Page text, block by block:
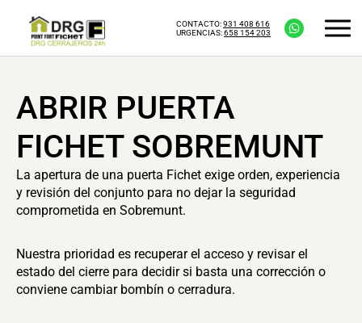
CONTACTO:931 408 616
URGENCIAS:658 154 203
ABRIR PUERTA
FICHET SOBREMUNT
La apertura de una puerta Fichet exige orden, experiencia
y revisión del conjunto para no dejar la seguridad
comprometida en Sobremunt.
Nuestra prioridad es recuperar el acceso y revisar el
estado del cierre para decidir si basta una corrección o
conviene cambiar bombín o cerradura.